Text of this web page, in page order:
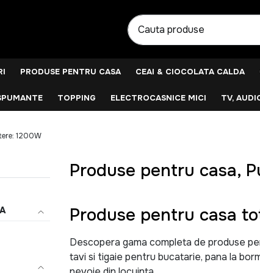
PRODUSE PENTRU CASA CEAI & CIOCOLATA CALDA
TOPPING ELECTROCASNICE MICI TV,
1200W
Produse pentru casa,
Produse pentru casa
Descopera gama completa de produse
tavi si tigaie pentru bucatarie, pana la